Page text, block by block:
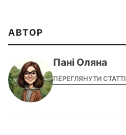
АВТОР
Пані Оляна
ПЕРЕГЛЯНУТИ СТАТТІ